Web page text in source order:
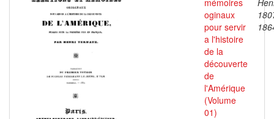
mémoires
oginaux
pour servir
a l'histoire
de la
découverte
de
l'Amérique
(Volume
01)